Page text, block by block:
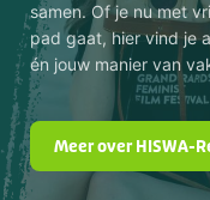
samen. Of je nu met
pad gaat, hier vind je
én jouw manier van
Meer over HISWA-